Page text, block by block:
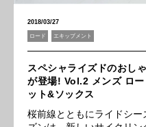
2018/03/27
ロード エキップメント
スペシャライズドのおし
が登場! Vol.2 メンズ ロ
ット&ソックス
桜前線とともにライドシ